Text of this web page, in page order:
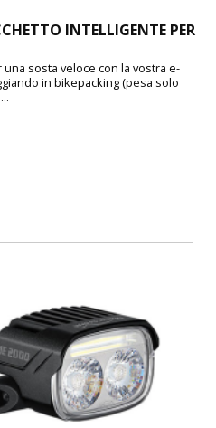
INTELLIGENTE PER
una sosta veloce con la vostra e-
in bikepacking (pesa solo